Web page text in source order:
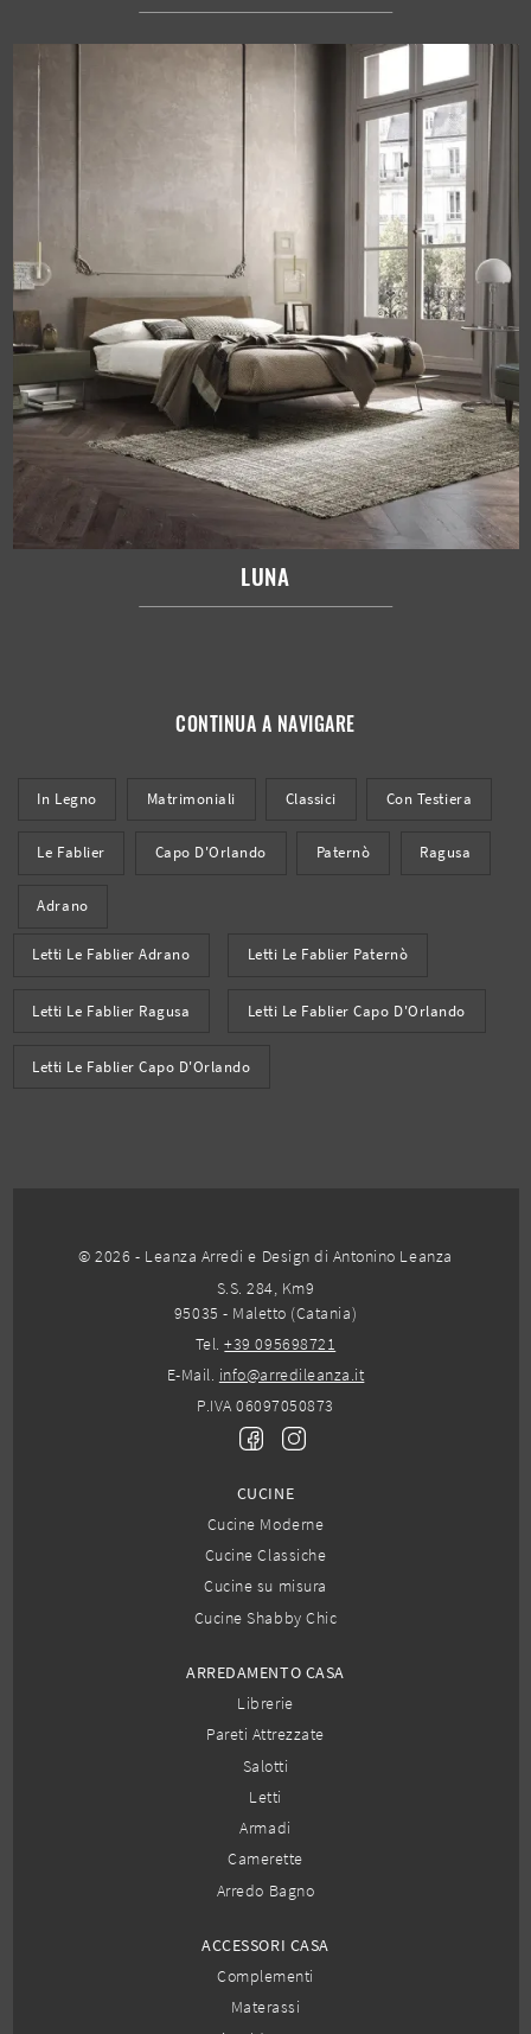
LUNA
CONTINUA A NAVIGARE
In Legno Matrimoniali Classici Con Testiera
Le Fablier Capo D'Orlando Paternò Ragusa
Adrano
Letti Le Fablier Adrano Letti Le Fablier Paternò
Letti Le Fablier Ragusa Letti Le Fablier Capo D'Orlando
Letti Le Fablier Capo D'Orlando
© 2026 - Leanza Arredi e Design di Antonino Leanza
S.S. 284, Km9
95035 - Maletto (Catania)
Tel.+39 095698721
E-Mail. info@arredileanza.it
P.IVA 06097050873
CUCINE
Cucine Moderne
Cucine Classiche
Cucine su misura
Cucine Shabby Chic
ARREDAMENTO CASA
Librerie
Pareti Attrezzate
Salotti
Letti
Armadi
Camerette
Arredo Bagno
ACCESSORI CASA
Complementi
Materassi